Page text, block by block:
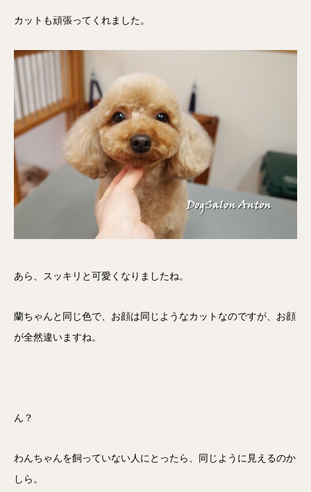
カットも頑張ってくれました。
あら、スッキリと可愛くなりましたね。
蘭ちゃんと同じ色で、お顔は同じようなカットなのですが、お顔
が全然違いますね。
ん？
わんちゃんを飼っていない人にとったら、同じように見えるのか
しら。